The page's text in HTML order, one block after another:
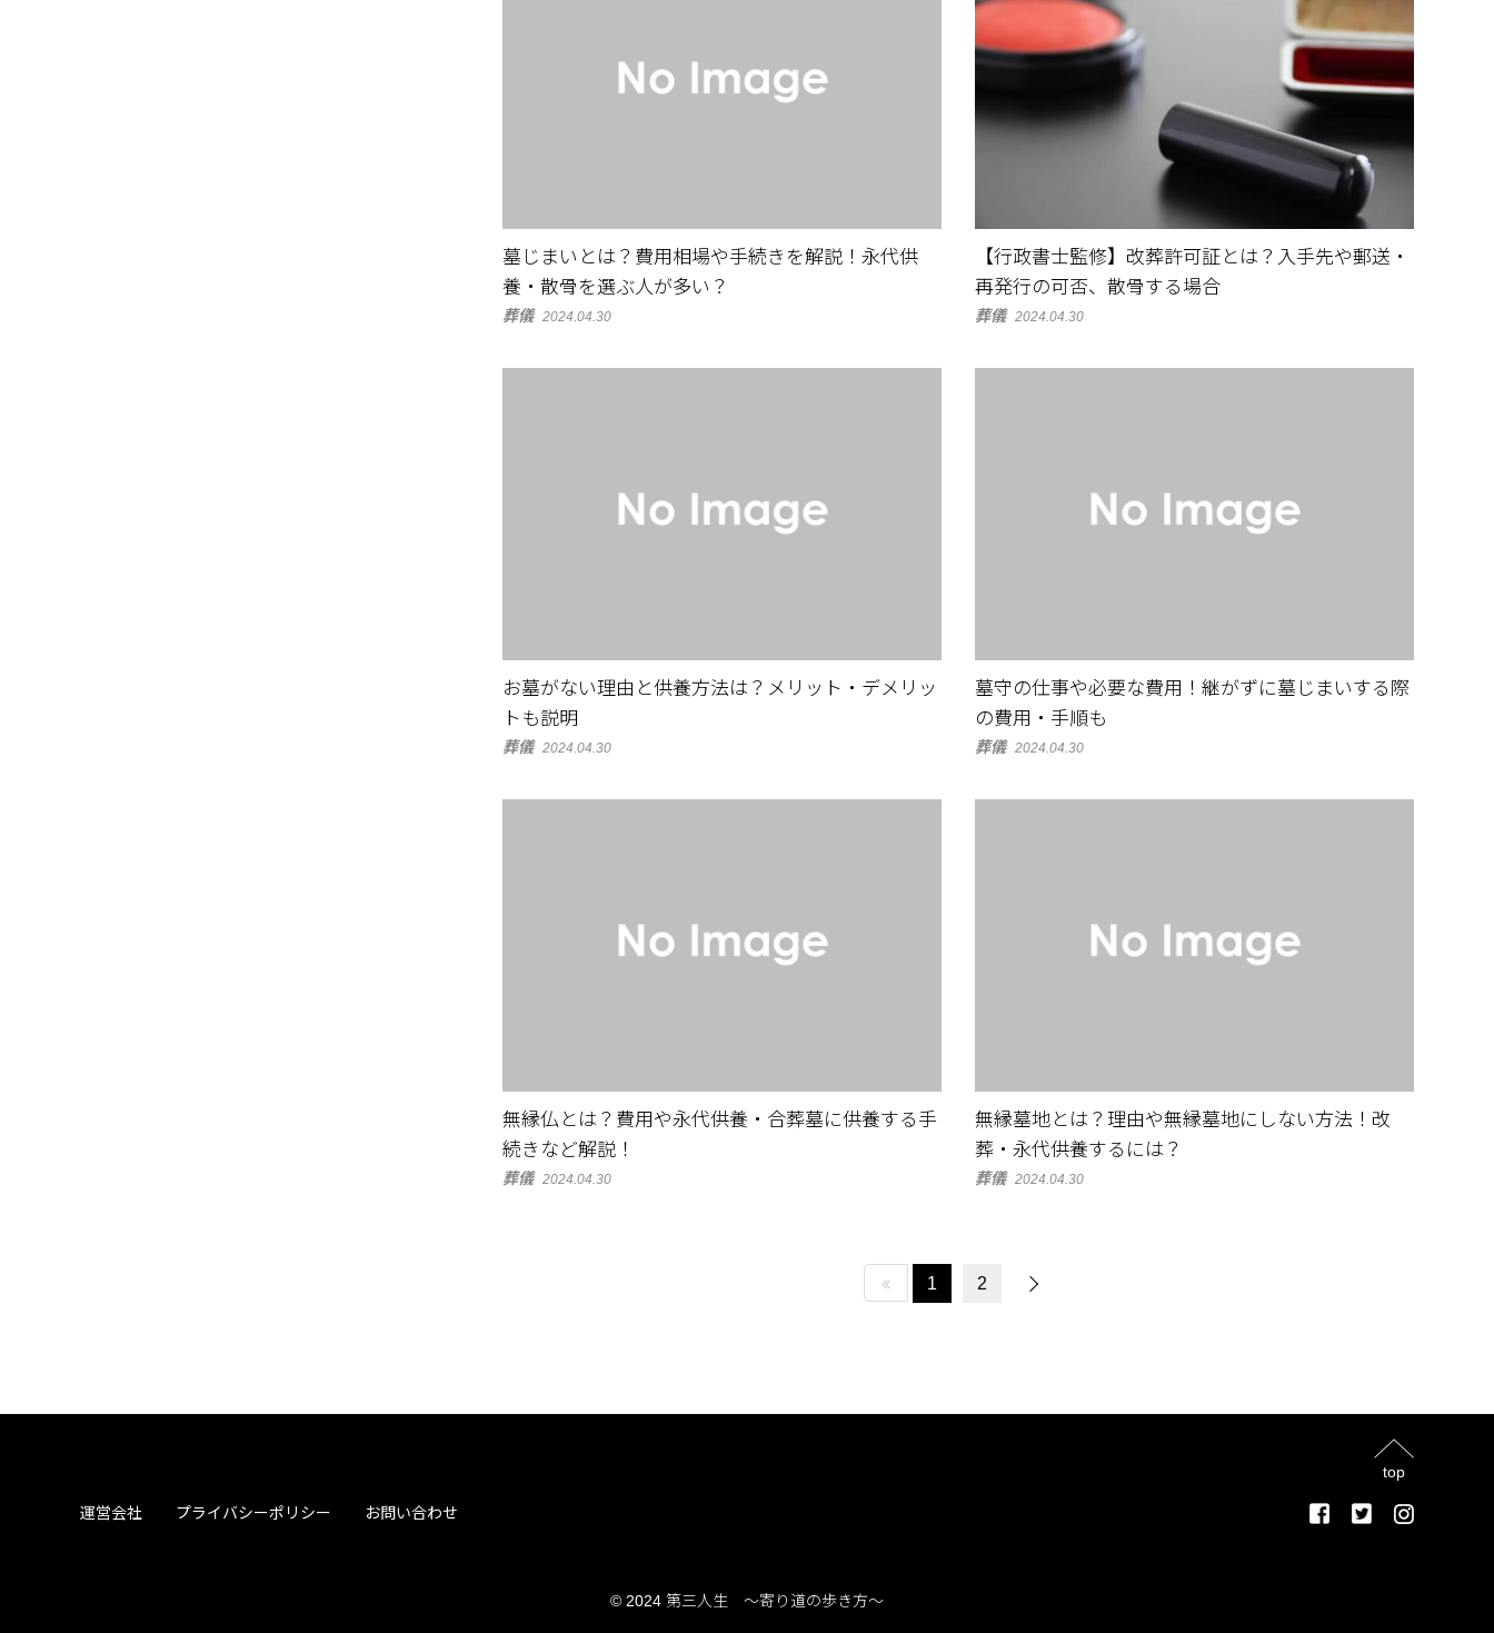
墓じまいとは？費用相場や手続きを解説！永代供
養・散骨を選ぶ人が多い？
葬儀 2024.04.30
【行政書士監修】改葬許可証とは？入手先や郵送・
再発行の可否、散骨する場合
葬儀 2024.04.30
お墓がない理由と供養方法は？メリット・デメリッ
トも説明
葬儀 2024.04.30
墓守の仕事や必要な費用！継がずに墓じまいする際
の費用・手順も
葬儀 2024.04.30
無縁仏とは？費用や永代供養・合葬墓に供養する手
続きなど解説！
葬儀 2024.04.30
無縁墓地とは？理由や無縁墓地にしない方法！改
葬・永代供養するには？
葬儀 2024.04.30
1 2
top
運営会社 プライバシーポリシー お問い合わせ
© 2024 第三人生 〜寄り道の歩き方〜